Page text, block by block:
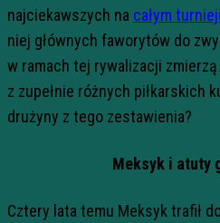
najciekawszych na całym
niej głównych faworytów do
w ramach tej rywalizacji
z zupełnie różnych piłkarskich
drużyny z tego zestawienia?
Meksyk i atuty
Cztery lata temu Meksyk trafił